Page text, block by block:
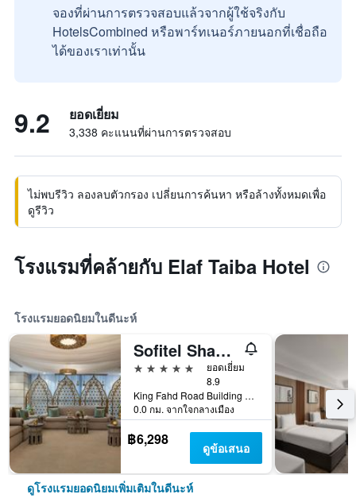
จองที่ผ่านการตรวจสอบแล้วจากผู้ใช้จริงกับ
HotelsCombined หรือพาร์ทเนอร์ภายนอกที่เชื่อถือ
ได้ของเราเท่านั้น
9.2 ยอดเยี่ยม
3,338 คะแนนที่ผ่านการตรวจสอบ
ไม่พบรีวิว ลองลบตัวกรอง เปลี่ยนการค้นหา หรือล้างทั้งหมดเพื่อ
ดูรีวิว
โรงแรมที่คล้ายกับ Elaf Taiba Hotel
โรงแรมยอดนิยมในดีนะห์
Sofitel Shahd Al Madinah
5 ดาว
ยอดเยี่ยม
8.9
King Fahd Road Building 2943, ดีนะห์, ซาอุดิอาระเบีย
0.0 กม. จากใจกลางเมือง
฿6,298 ดูข้อเสนอ
ดูโรงแรมยอดนิยมเพิ่มเติมในดีนะห์